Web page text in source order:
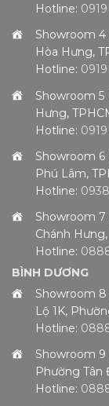
Hotline:
Showroom 4
Hòa Hưng,
Hotline:
Showroom 5
Hưng,
Hotline:
Showroom 6
Phú Lâm,
Hotline:
Showroom 7
Chánh
Hotline:
BÌNH DƯƠNG
Showroom 8
Lộ 1K,
Hotline:
Showroom 9
Phường Tân
Hotline: